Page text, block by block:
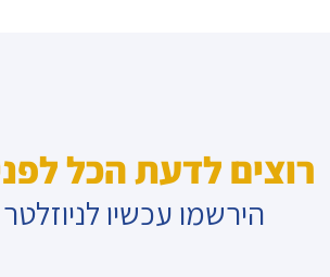
רוצים לדעת הכל
הירשמו עכשיו